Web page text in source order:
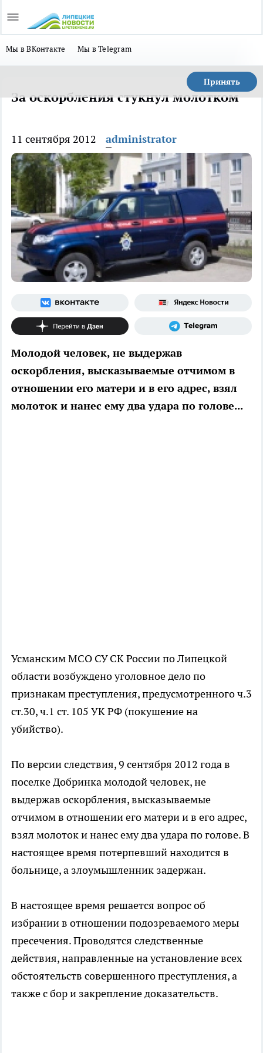
Мы в ВКонтакте Мы в Telegram
Принять
За оскорбления стукнул молотком
11 сентября 2012 administrator
Молодой человек, не выдержав
оскорбления, высказываемые отчимом в
отношении его матери и в его адрес, взял
молоток и нанес ему два удара по голове...
Усманским МСО СУ СК России по Липецкой
области возбуждено уголовное дело по
признакам преступления, предусмотренного ч.3
ст.30, ч.1 ст. 105 УК РФ (покушение на
убийство).
По версии следствия, 9 сентября 2012 года в
поселке Добринка молодой человек, не
выдержав оскорбления, высказываемые
отчимом в отношении его матери и в его адрес,
взял молоток и нанес ему два удара по голове. В
настоящее время потерпевший находится в
больнице, а злоумышленник задержан.
В настоящее время решается вопрос об
избрании в отношении подозреваемого меры
пресечения. Проводятся следственные
действия, направленные на установление всех
обстоятельств совершенного преступления, а
также с бор и закрепление доказательств.